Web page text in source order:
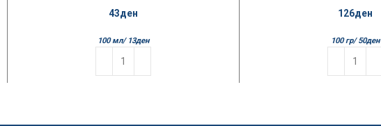
43ден
100 мл/ 13ден
126ден
100 гр/ 50ден